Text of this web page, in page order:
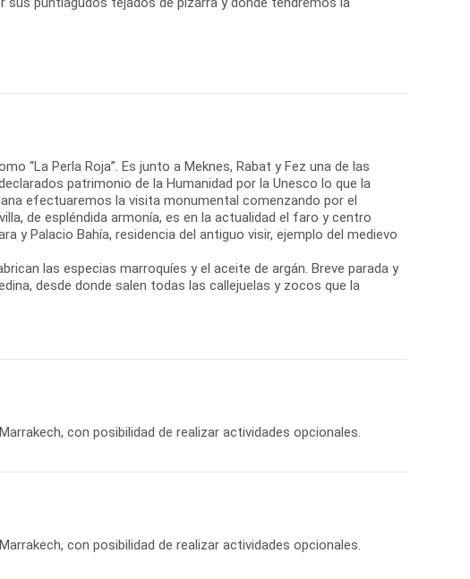
“La Perla Roja”. Es junto a Meknes, Rabat y Fez una de las
patrimonio de la Humanidad por la Unesco lo que la
efectuaremos la visita monumental comenzando por el
de espléndida armonía, es en la actualidad el faro y centro
y Palacio Bahía, residencia del antiguo visir, ejemplo del medievo
las especias marroquíes y el aceite de argán. Breve parada y
desde donde salen todas las callejuelas y zocos que la
con posibilidad de realizar actividades opcionales.
con posibilidad de realizar actividades opcionales.